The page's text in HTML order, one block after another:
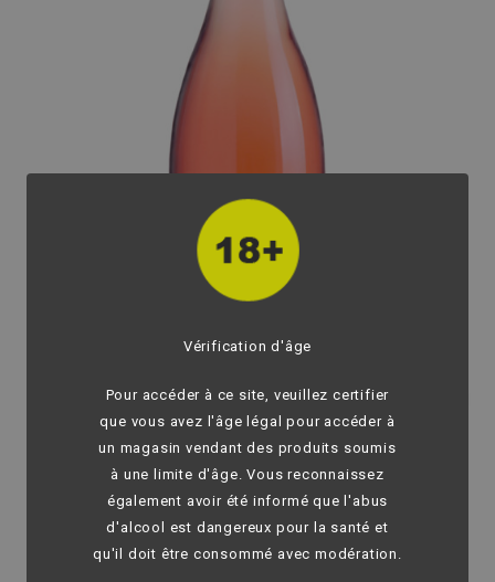
Vérification d'âge
Pour accéder à ce site, veuillez certifier
que vous avez l'âge légal pour accéder à
un magasin vendant des produits soumis
à une limite d'âge. Vous reconnaissez
également avoir été informé que l'abus
d'alcool est dangereux pour la santé et
qu'il doit être consommé avec modération.